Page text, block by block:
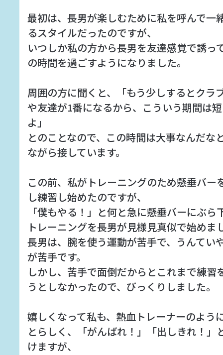
最初は、長男が楽しむために私を呼んで一
るスタイルだったのですが、
いつしか私の方から長男を友達感覚で誘っ
の時間を過ごすようになりました。
周囲の方に聞くと、「もう少しするとクラ
や友達が1番になるから、こういう期間は
よ」
とのことなので、この時間は大事なんだな
ながら接しています。
この前、私がトレーニングのため懸垂バー
し練習し始めたのですが、
「僕もやる！」と何と急に懸垂バーにぶら
トレーニングを長男が見様見真似で始めま
長男は、腕を使う運動が苦手で、うんてい
が苦手です。
しかし、苦手で面倒だからとこれまで練習
うとしなかったので、びっくりしました。
嬉しくなって私も、熱血トレーナーのよう
とらしく、「がんばれ！」「出しきれ！」
けますが、